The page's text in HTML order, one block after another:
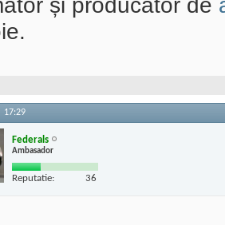
17:29
Federals
Ambasador
Reputatie: 36